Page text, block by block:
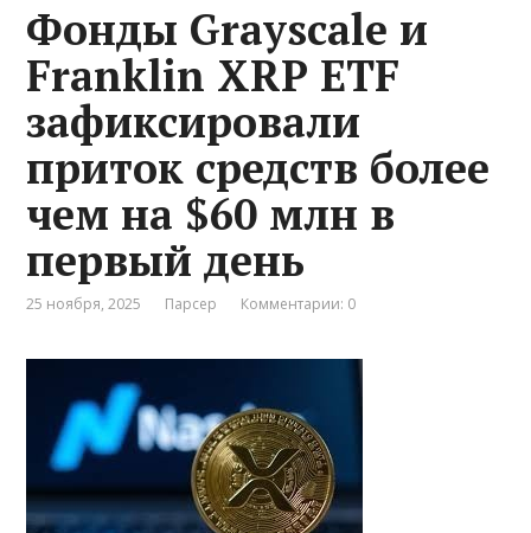
Фонды Grayscale и
Franklin XRP ETF
зафиксировали
приток средств более
чем на $60 млн в
первый день
25 ноября, 2025 Парсер Комментарии: 0